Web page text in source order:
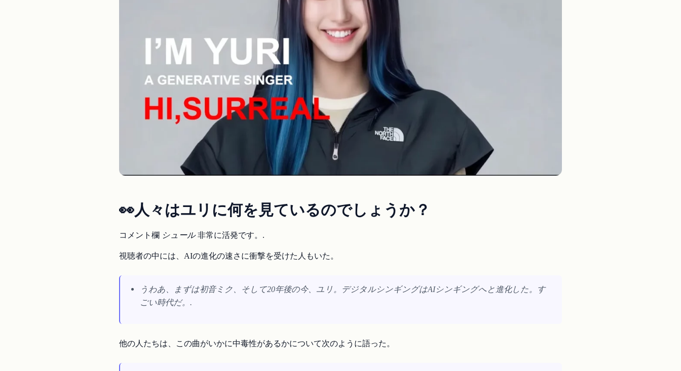
👀人々はユリに何を見ているのでしょうか？
コメント欄 シュール非常に活発です。.
視聴者の中には、AIの進化の速さに衝撃を受けた人もいた。
うわあ、まずは初音ミク、そして20年後の今、ユリ。デジタルシンギングはAIシンギングへと進化した。す
ごい時代だ。.
他の人たちは、この曲がいかに中毒性があるかについて次のように語った。